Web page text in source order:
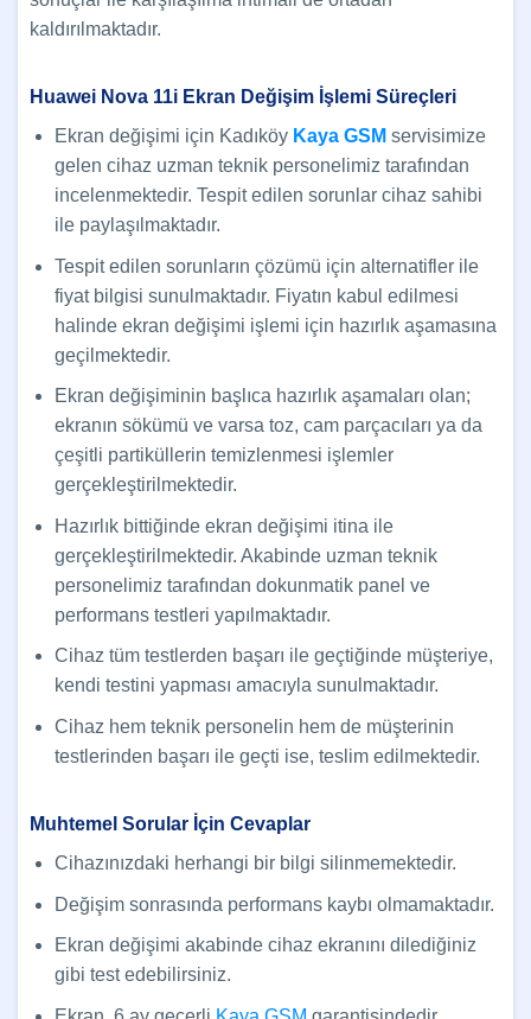
kaldırılmaktadır.
Huawei Nova 11i Ekran Değişim İşlemi Süreçleri
Ekran değişimi için Kadıköy Kaya GSM servisimize
gelen cihaz uzman teknik personelimiz tarafından
incelenmektedir. Tespit edilen sorunlar cihaz sahibi
ile paylaşılmaktadır.
Tespit edilen sorunların çözümü için alternatifler ile
fiyat bilgisi sunulmaktadır. Fiyatın kabul edilmesi
halinde ekran değişimi işlemi için hazırlık aşamasına
geçilmektedir.
Ekran değişiminin başlıca hazırlık aşamaları olan;
ekranın sökümü ve varsa toz, cam parçacıları ya da
çeşitli partiküllerin temizlenmesi işlemler
gerçekleştirilmektedir.
Hazırlık bittiğinde ekran değişimi itina ile
gerçekleştirilmektedir. Akabinde uzman teknik
personelimiz tarafından dokunmatik panel ve
performans testleri yapılmaktadır.
Cihaz tüm testlerden başarı ile geçtiğinde müşteriye,
kendi testini yapması amacıyla sunulmaktadır.
Cihaz hem teknik personelin hem de müşterinin
testlerinden başarı ile geçti ise, teslim edilmektedir.
Muhtemel Sorular İçin Cevaplar
Cihazınızdaki herhangi bir bilgi silinmemektedir.
Değişim sonrasında performans kaybı olmamaktadır.
Ekran değişimi akabinde cihaz ekranını dilediğiniz
gibi test edebilirsiniz.